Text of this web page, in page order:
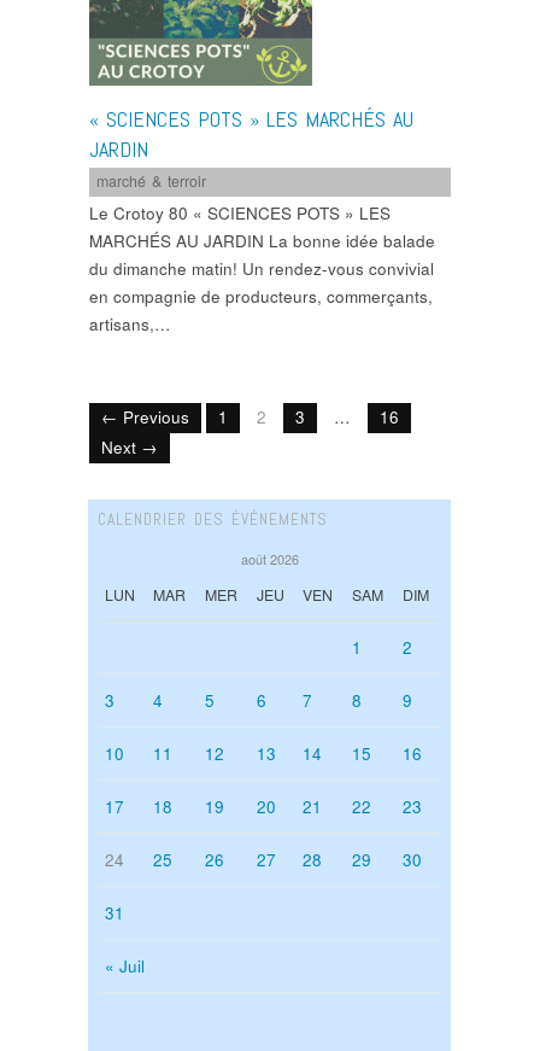
« SCIENCES POTS » LES MARCHÉS AU
JARDIN
marché & terroir
Le Crotoy 80 « SCIENCES POTS » LES
MARCHÉS AU JARDIN La bonne idée balade
du dimanche matin! Un rendez-vous convivial
en compagnie de producteurs, commerçants,
artisans,…
← Previous 1 2 3 …
16
Next →
CALENDRIER DES ÉVÉNEMENTS
août 2026
LUN MAR MER JEU VEN SAM DIM
« Juil
1 2
3 4 5 6 7 8 9
10 11 12 13 14 15 16
17 18 19 20 21 22 23
24 25 26 27 28 29 30
31